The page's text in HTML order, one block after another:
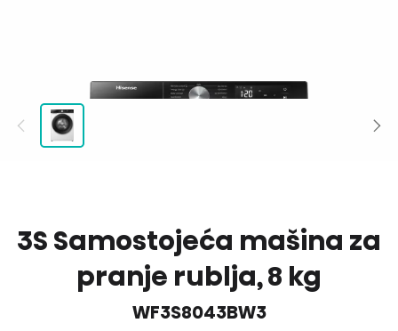
3S Samostojeća mašina za
pranje rublja, 8 kg
WF3S8043BW3